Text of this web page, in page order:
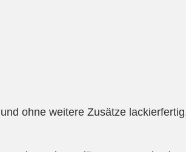
ohne weitere Zusätze